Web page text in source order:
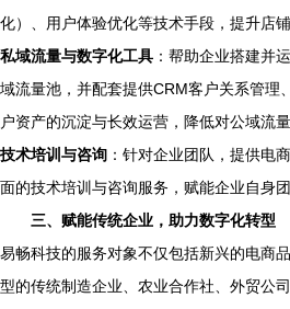
化）、用户体验优化等技术手段，提升店
私域流量与数字化工具 ：帮助企业搭建并
域流量池，并配套提供CRM客户关系管理
户资产的沉淀与长效运营，降低对公域流量
技术培训与咨询 ：针对企业团队，提供电
面的技术培训与咨询服务，赋能企业自身
三、赋能传统企业，助力数字化转型
易畅科技的服务对象不仅包括新兴的电商
型的传统制造企业、农业合作社、外贸公